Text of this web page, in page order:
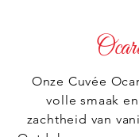
Onze Cuvée
volle smaak
zachtheid van